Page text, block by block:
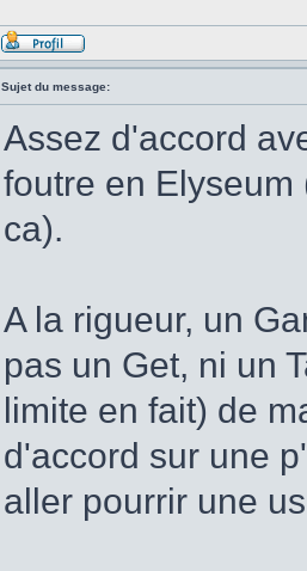
Sujet du message:
Assez d'accord
foutre en
ca).
A la rigueur, un
pas un Get, ni un
limite en fait) de
d'accord sur une
aller pourrir une